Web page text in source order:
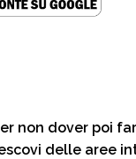
non dover poi
delle aree